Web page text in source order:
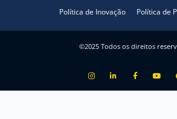
Política de Inovação Política de
©2025 Todos os direitos